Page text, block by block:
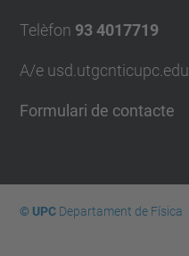
Telèfon 93 4017719
A/e usd.utgcnticupc.edu
Formulari de contacte
© UPCDepartament de Física